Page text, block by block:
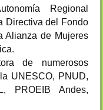
Regional
Directiva del Fondo
Alianza de Mujeres
de numerosos
UNESCO, PNUD,
PROEIB Andes,